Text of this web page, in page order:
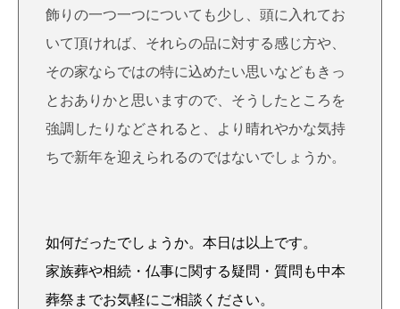
飾りの一つ一つについても少し、頭に入れてお
いて頂ければ、それらの品に対する感じ方や、
その家ならではの特に込めたい思いなどもきっ
とおありかと思いますので、そうしたところを
強調したりなどされると、より晴れやかな気持
ちで新年を迎えられるのではないでしょうか。
如何だったでしょうか。本日は以上です。
家族葬や相続・仏事に関する疑問・質問も中本
葬祭までお気軽にご相談ください。